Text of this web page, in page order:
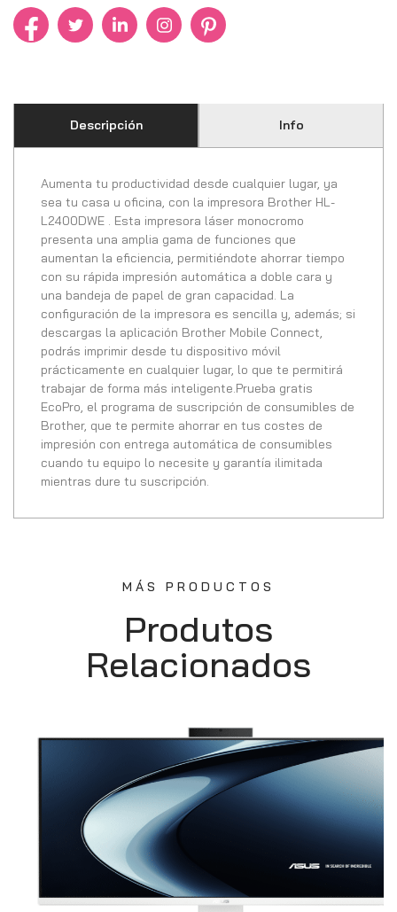
Descripción Info
Aumenta tu productividad desde cualquier lugar, ya
sea tu casa u oficina, con la impresora Brother HL-
L2400DWE . Esta impresora láser monocromo
presenta una amplia gama de funciones que
aumentan la eficiencia, permitiéndote ahorrar tiempo
con su rápida impresión automática a doble cara y
una bandeja de papel de gran capacidad. La
configuración de la impresora es sencilla y, además; si
descargas la aplicación Brother Mobile Connect,
podrás imprimir desde tu dispositivo móvil
prácticamente en cualquier lugar, lo que te permitirá
trabajar de forma más inteligente.Prueba gratis
EcoPro, el programa de suscripción de consumibles de
Brother, que te permite ahorrar en tus costes de
impresión con entrega automática de consumibles
cuando tu equipo lo necesite y garantía ilimitada
mientras dure tu suscripción.
MÁS PRODUCTOS
Produtos
Relacionados